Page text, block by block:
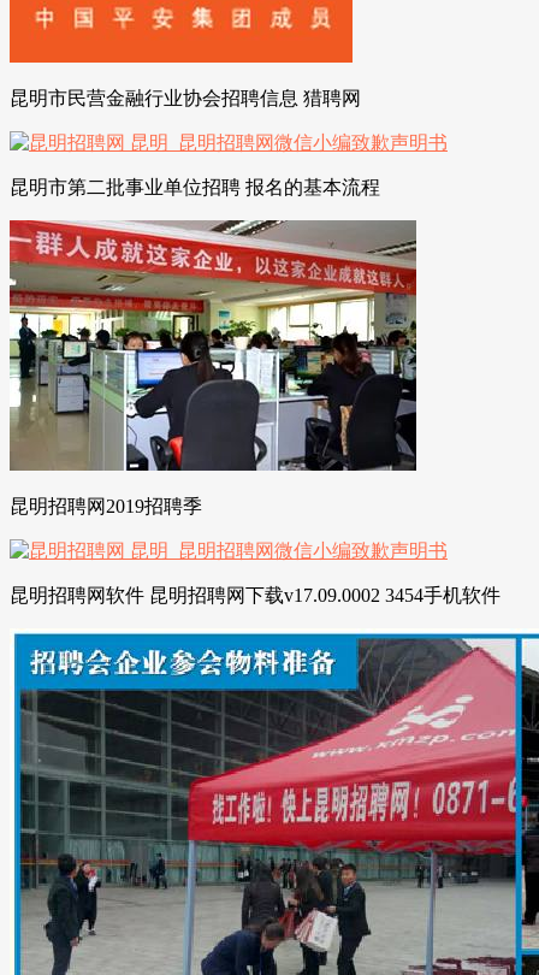
昆明市民营金融行业协会招聘信息 猎聘网
昆明市第二批事业单位招聘 报名的基本流程
昆明招聘网2019招聘季
昆明招聘网软件 昆明招聘网下载v17.09.0002 3454手机软件